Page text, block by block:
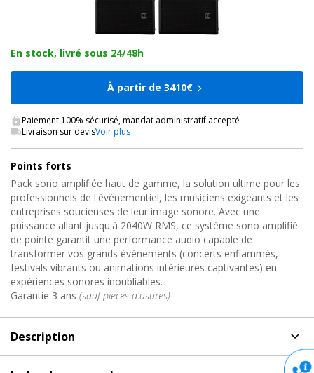
En stock, livré sous 24/48h
À partir de 3410€
Paiement 100% sécurisé, mandat administratif accepté
Livraison sur devisVoir plus
Points forts
Pack sono amplifiée haut de gamme, la solution ultime pour les
professionnels de l'événementiel, les musiciens exigeants et les
entreprises soucieuses de leur image sonore. Avec une
puissance allant jusqu'à 2040W RMS, ce système sono amplifié
de pointe garantit une performance audio capable de
transformer vos grands événements (concerts enflammés,
festivals vibrants ou animations intérieures captivantes) en
expériences sonores inoubliables.
Garantie 3 ans (sauf pièces d'usures)
Description
de Système de sonorisation amplifié, ILINE